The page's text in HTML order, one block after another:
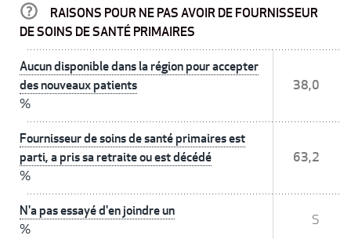
RAISONS POUR NE PAS AVOIR DE FOURNISSEUR
DE SOINS DE SANTÉ PRIMAIRES
Aucun disponible dans la région pour accepter
des nouveaux patients
%
38,0
Fournisseur de soins de santé primaires est
parti, a pris sa retraite ou est décédé
%
63,2
N'a pas essayé d'en joindre un
%
S